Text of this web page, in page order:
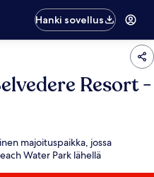
Hanki sovellus
Resort -
majoituspaikka, jossa
Water Park lähellä